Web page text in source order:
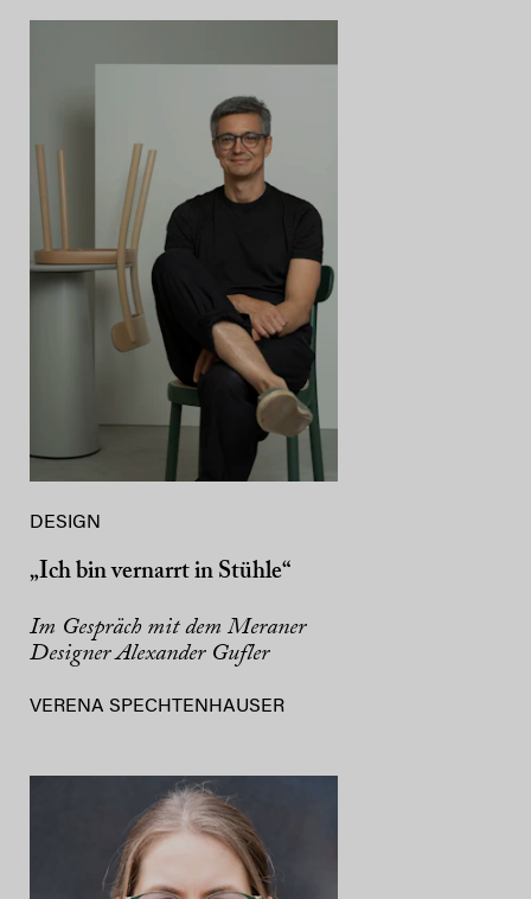
DESIGN
„Ich bin vernarrt in Stühle“
Im Gespräch mit dem Meraner
Designer Alexander Gufler
VERENA SPECHTENHAUSER